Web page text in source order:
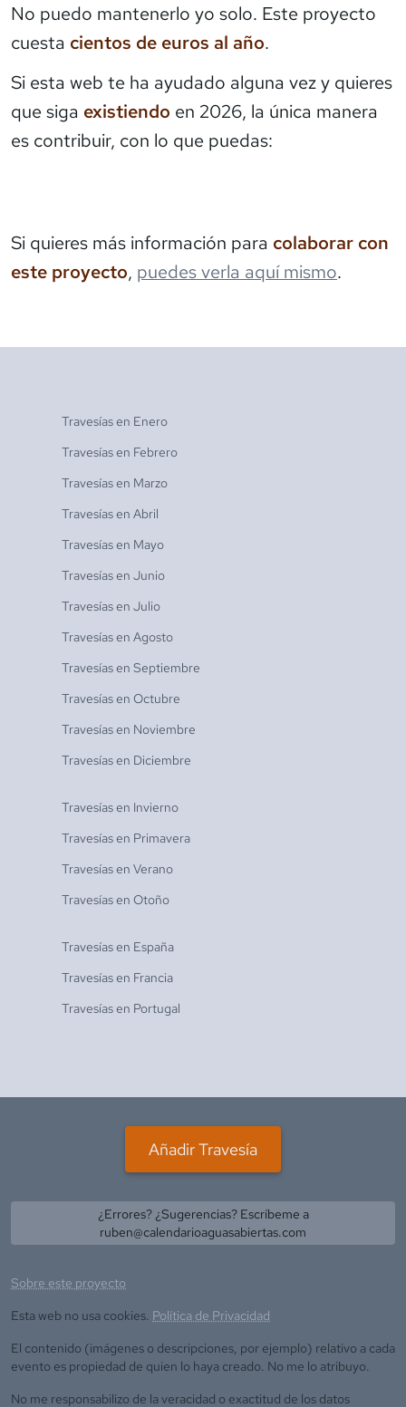
No puedo mantenerlo yo solo. Este proyecto
cuesta cientos de euros al año.
Si esta web te ha ayudado alguna vez y quieres
que siga existiendo en 2026, la única manera
es contribuir, con lo que puedas:
Si quieres más información para colaborar con
este proyecto, puedes verla aquí mismo.
Travesías en Enero
Travesías en Febrero
Travesías en Marzo
Travesías en Abril
Travesías en Mayo
Travesías en Junio
Travesías en Julio
Travesías en Agosto
Travesías en Septiembre
Travesías en Octubre
Travesías en Noviembre
Travesías en Diciembre
Travesías en Invierno
Travesías en Primavera
Travesías en Verano
Travesías en Otoño
Travesías en España
Travesías en Francia
Travesías en Portugal
Añadir Travesía
¿Errores? ¿Sugerencias? Escríbeme a
ruben@calendarioaguasabiertas.com
Sobre este proyecto
Esta web no usa cookies. Política de Privacidad
El contenido (imágenes o descripciones, por ejemplo) relativo a cada
evento es propiedad de quien lo haya creado. No me lo atribuyo.
No me responsabilizo de la veracidad o exactitud de los datos